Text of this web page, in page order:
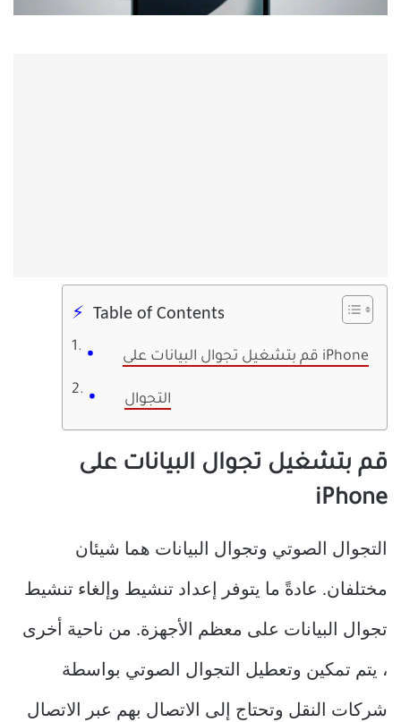
Table of Contents
قم بتشغيل تجوال البيانات على iPhone
التجوال
قم بتشغيل تجوال البيانات على
iPhone
التجوال الصوتي وتجوال البيانات هما شيئان
مختلفان. عادةً ما يتوفر إعداد تنشيط وإلغاء تنشيط
تجوال البيانات على معظم الأجهزة. من ناحية أخرى
، يتم تمكين وتعطيل التجوال الصوتي بواسطة
شركات النقل وتحتاج إلى الاتصال بهم عبر الاتصال